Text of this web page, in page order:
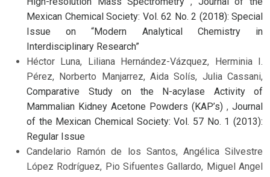
Mexican Chemical Society: Vol. 62 No. 2 (2018): Special
Issue on “Modern Analytical Chemistry in
Interdisciplinary Research”
Héctor Luna, Liliana Hernández-Vázquez, Herminia I.
Pérez, Norberto Manjarrez, Aida Solís, Julia Cassani,
Comparative Study on the N-acylase Activity of
Mammalian Kidney Acetone Powders (KAP’s) , Journal
of the Mexican Chemical Society: Vol. 57 No. 1 (2013):
Regular Issue
Candelario Ramón de los Santos, Angélica Silvestre
López Rodríguez, Pio Sifuentes Gallardo, Miguel Angel